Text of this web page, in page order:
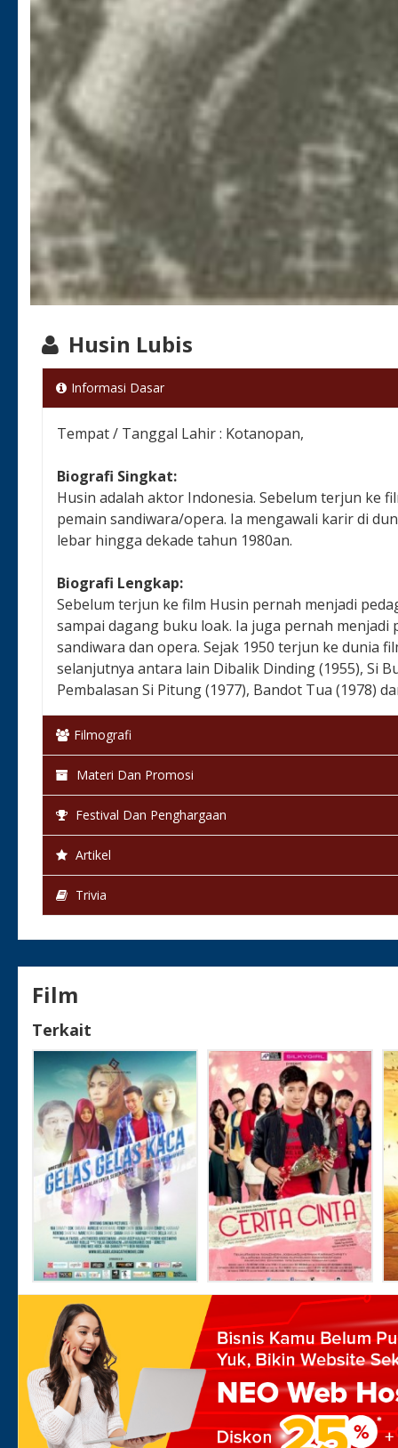
Husin Lubis
Informasi Dasar
Tempat / Tanggal Lahir : Kotanopan,
Biografi Singkat:
Husin adalah aktor Indonesia. Sebelum terjun ke
pemain sandiwara/opera. Ia mengawali karir di
lebar hingga dekade tahun 1980an.
Biografi Lengkap:
Sebelum terjun ke film Husin pernah menjadi
sampai dagang buku loak. Ia juga pernah
sandiwara dan opera. Sejak 1950 terjun ke dunia
selanjutnya antara lain Dibalik Dinding (1955), Si
Pembalasan Si Pitung (1977), Bandot Tua (1978)
Filmografi
Materi Dan Promosi
Festival Dan Penghargaan
Artikel
Trivia
Film
Terkait